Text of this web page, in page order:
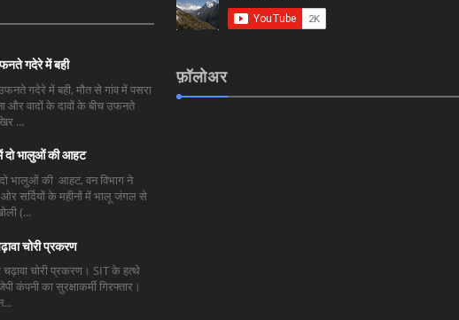
गदेरे में बही
गदेरे में बही, मौत से गांव में पसरा
और वादों के दावों के बीच उफनते
...
दो भालुओं की आहट
भालुओं की आहट, वन विभाग ने
ओर सर्दियों के महीनों में भालू जंगल से
(...
चोरी प्रकरण
चोरी प्रकरण। SIT के हत्थे
कंपनी का सुरक्षाकर्मी गिरफ्तार।
फ़ॉलोअर